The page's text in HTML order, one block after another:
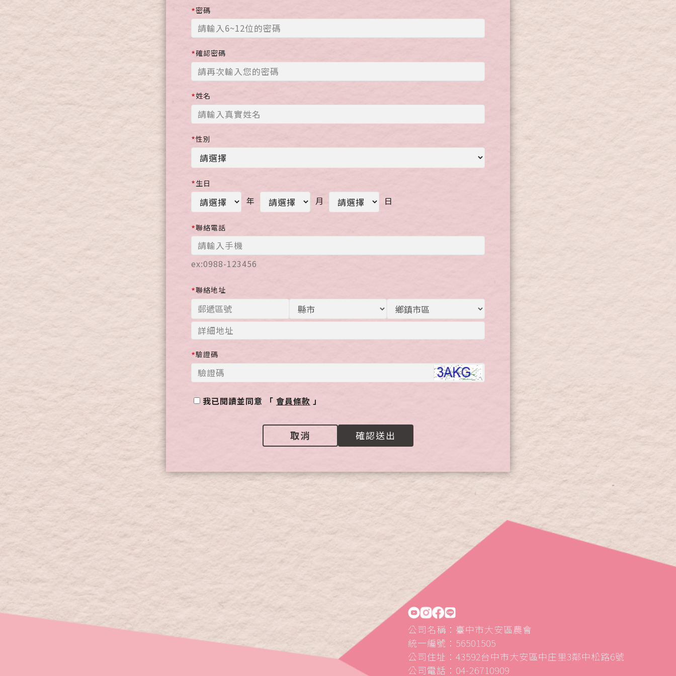
*密碼
*確認密碼
*姓名
*性別
*生日
年 月 日
*聯絡電話
ex:0988-123456
*聯絡地址
*驗證碼
我已閱讀並同意 「 會員條款 」
取消 確認送出
公司名稱：臺中市大安區農會
統一編號：56501505
公司住址：43592台中市大安區中庄里3鄰中松路6號
公司電話：04-26710909